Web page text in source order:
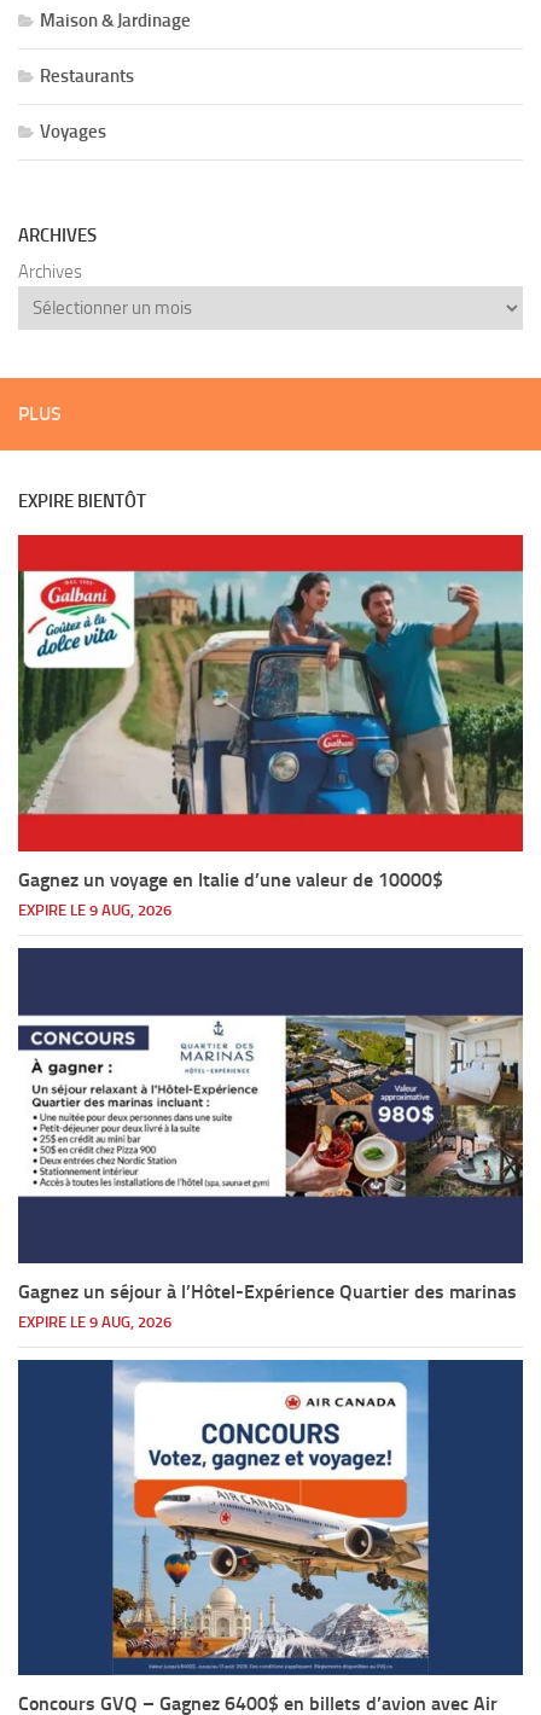
Maison & Jardinage
Restaurants
Voyages
ARCHIVES
Archives
PLUS
EXPIRE BIENTÔT
Gagnez un voyage en Italie d’une valeur de 10000$
EXPIRE LE 9 AUG, 2026
Gagnez un séjour à l’Hôtel-Expérience Quartier des marinas
EXPIRE LE 9 AUG, 2026
Concours GVQ – Gagnez 6400$ en billets d’avion avec Air